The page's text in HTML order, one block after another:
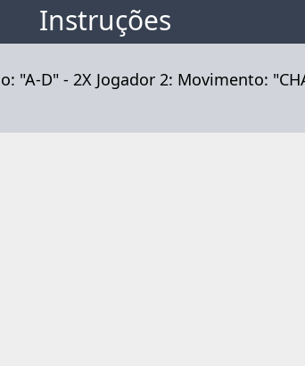
Instruções
"A-D" - 2X Jogador 2: Movimento: